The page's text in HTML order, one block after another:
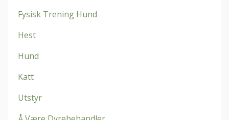
Fysisk Trening Hund
Hest
Hund
Katt
Utstyr